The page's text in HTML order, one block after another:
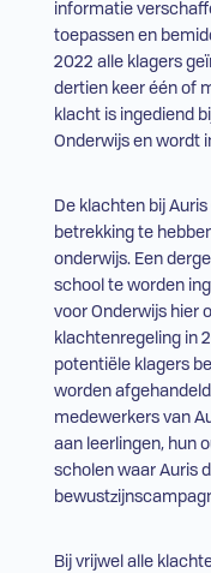
informatie
toepassen en
2022 alle klagers
dertien keer één of
klacht is ingediend
Onderwijs en wordt
De klachten bij
betrekking te
onderwijs. Een
school te worden
voor Onderwijs hier
klachtenregeling in
potentiële klagers
worden
medewerkers van
aan leerlingen, hun
scholen waar Auris
Bij vrijwel alle